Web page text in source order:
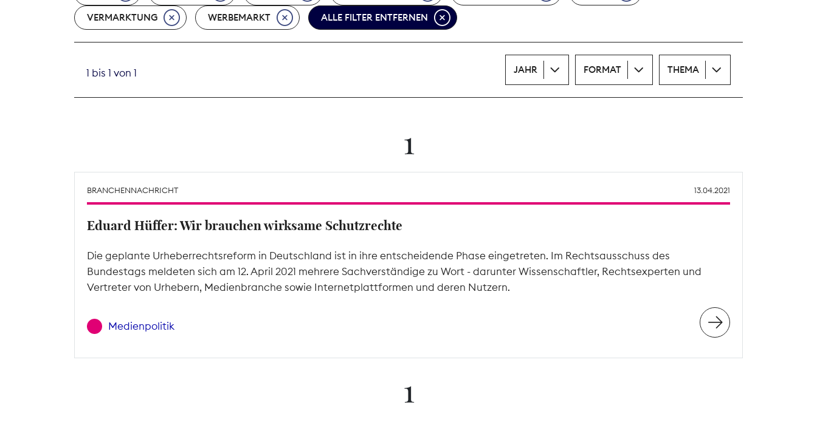
VERMARKTUNG WERBEMARKT ALLE FILTER ENTFERNEN
1 bis 1 von 1 JAHR FORMAT THEMA
1
BRANCHENNACHRICHT 13.04.2021
Eduard Hüffer: Wir brauchen wirksame Schutzrechte
Die geplante Urheberrechtsreform in Deutschland ist in ihre entscheidende Phase eingetreten. Im Rechtsausschuss des
Bundestags meldeten sich am 12. April 2021 mehrere Sachverständige zu Wort - darunter Wissenschaftler, Rechtsexperten und
Vertreter von Urhebern, Medienbranche sowie Internetplattformen und deren Nutzern.
Medienpolitik
1